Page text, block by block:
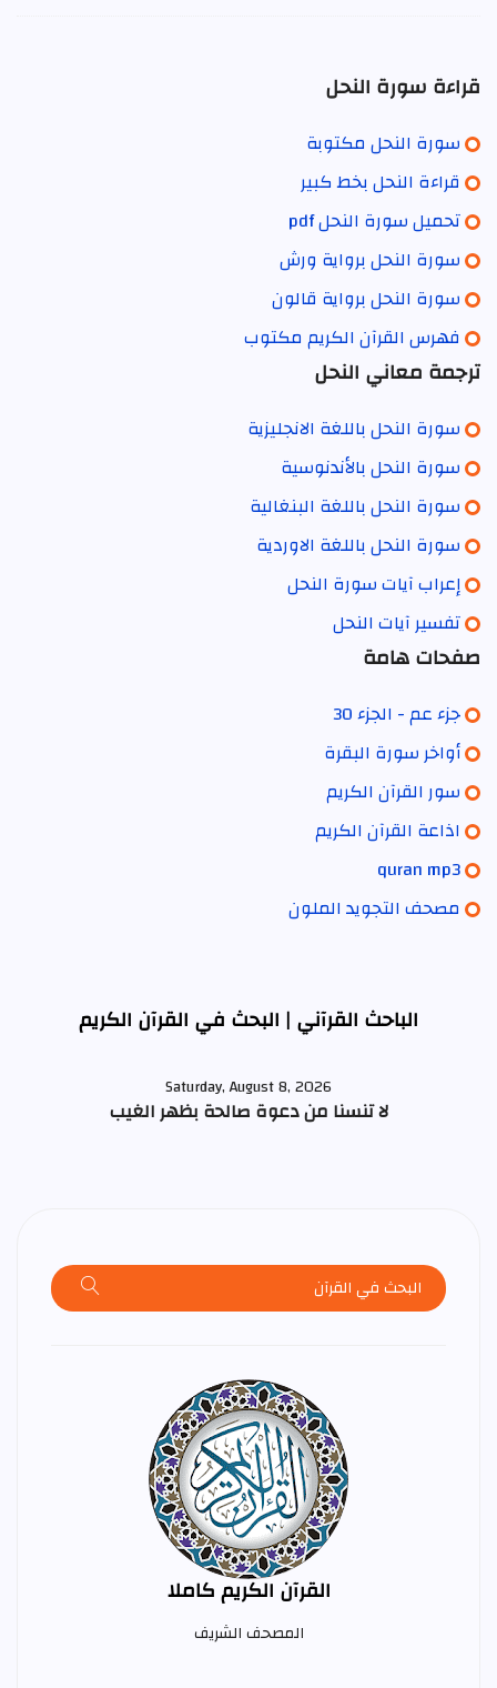
قراءة سورة النحل
سورة النحل مكتوبة
قراءة النحل بخط كبير
تحميل سورة النحل pdf
سورة النحل برواية ورش
سورة النحل برواية قالون
فهرس القرآن الكريم مكتوب
ترجمة معاني النحل
سورة النحل باللغة الانجليزية
سورة النحل بالأندنوسية
سورة النحل باللغة البنغالية
سورة النحل باللغة الاوردية
إعراب آيات سورة النحل
تفسير آيات النحل
صفحات هامة
جزء عم - الجزء 30
أواخر سورة البقرة
سور القرآن الكريم
اذاعة القرآن الكريم
quran mp3
مصحف التجويد الملون
الباحث القرآني | البحث في القرآن الكريم
Saturday, August 8, 2026
لا تنسنا من دعوة صالحة بظهر الغيب
القرآن الكريم كاملا
المصحف الشريف